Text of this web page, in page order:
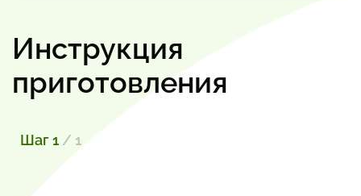
Инструкция
приготовления
Шаг 1 / 1